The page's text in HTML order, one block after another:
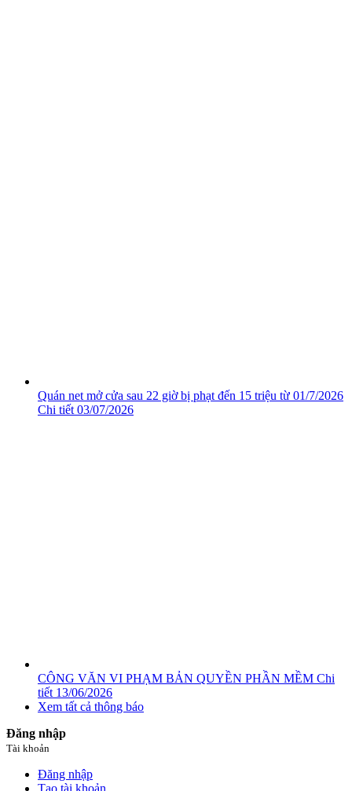
Quán net mở cửa sau 22 giờ bị phạt đến 15 triệu từ 01/7/2026
Chi tiết 03/07/2026
CÔNG VĂN VI PHẠM BẢN QUYỀN PHẦN MỀM Chi
tiết 13/06/2026
Xem tất cả thông báo
Đăng nhập
Tài khoản
Đăng nhập
Tạo tài khoản